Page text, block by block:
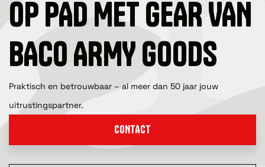
OP PAD MET GEAR VAN
BACO ARMY GOODS
Praktisch en betrouwbaar – al meer dan 50 jaar jouw
uitrustingspartner.
CONTACT